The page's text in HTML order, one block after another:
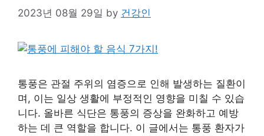
2023년 08월 29일 by 건강인
통풍은 관절 주위의 염증으로 인해 발생하는 질환이
며, 이는 일상 생활에 부정적인 영향을 미칠 수 있습
니다. 올바른 식단은 통풍의 증상을 완화하고 예방
하는 데 큰 역할을 합니다. 이 글에서는 통풍 환자가